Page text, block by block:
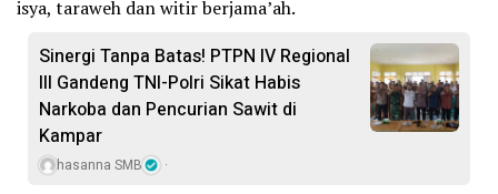
isya, taraweh dan witir berjama’ah.
Sinergi Tanpa Batas! PTPN IV Regional
III Gandeng TNI-Polri Sikat Habis
Narkoba dan Pencurian Sawit di
Kampar
hasanna SMB